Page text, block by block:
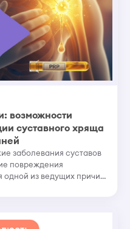
возможности
суставного хряща
заболевания суставов
повреждения
одной из ведущих причин